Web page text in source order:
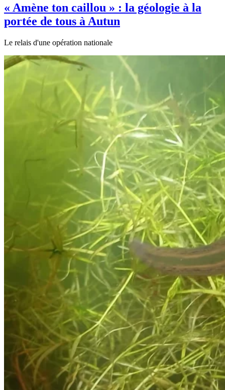
« Amène ton caillou » : la géologie à la
portée de tous à Autun
Le relais d'une opération nationale